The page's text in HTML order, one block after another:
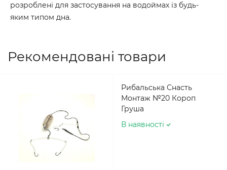
розроблені для застосування на водоймах із будь-
яким типом дна.
Рекомендовані товари
Рибальська Снасть
Монтаж №20 Короп
Груша
В наявності